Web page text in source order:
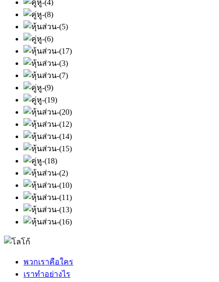
พวกเราคือใคร
เราทำอย่างไร